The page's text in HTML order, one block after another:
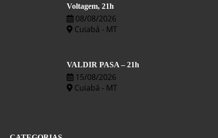
Voltagem, 21h
08/08/2026
Cuiabá - MT
VALDIR PASA – 21h
15/08/2026
Cuiabá - MT